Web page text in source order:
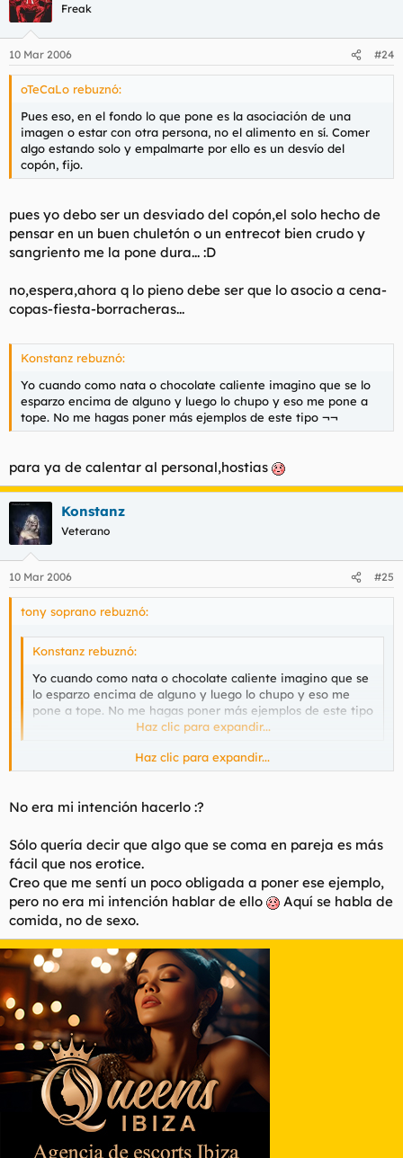
Freak
10 Mar 2006 #24
oTeCaLo rebuznó:
Pues eso, en el fondo lo que pone es la asociación de una
imagen o estar con otra persona, no el alimento en sí. Comer
algo estando solo y empalmarte por ello es un desvío del
copón, fijo.
pues yo debo ser un desviado del copón,el solo hecho de
pensar en un buen chuletón o un entrecot bien crudo y
sangriento me la pone dura... :D
no,espera,ahora q lo pieno debe ser que lo asocio a cena-
copas-fiesta-borracheras...
Konstanz rebuznó:
Yo cuando como nata o chocolate caliente imagino que se lo
esparzo encima de alguno y luego lo chupo y eso me pone a
tope. No me hagas poner más ejemplos de este tipo ¬¬
para ya de calentar al personal,hostias
Konstanz
Veterano
10 Mar 2006 #25
tony soprano rebuznó:
Konstanz rebuznó:
Yo cuando como nata o chocolate caliente imagino que se
lo esparzo encima de alguno y luego lo chupo y eso me
pone a tope. No me hagas poner más ejemplos de este tipo
Haz clic para expandir...
para ya de calentar al personal,hostias
Haz clic para expandir...
No era mi intención hacerlo :?
Sólo quería decir que algo que se coma en pareja es más
fácil que nos erotice.
Creo que me sentí un poco obligada a poner ese ejemplo,
pero no era mi intención hablar de ello
Aquí se habla de
comida, no de sexo.